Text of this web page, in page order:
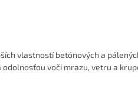
vlastností betónových a
voči mrazu, vetru a